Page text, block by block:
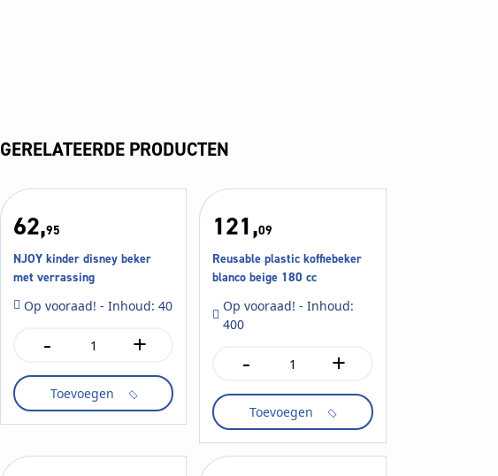
GERELATEERDE PRODUCTEN
62,95
NJOY kinder disney beker
met verrassing
Op vooraad! - Inhoud: 40
-
NJOY
disney
beker
met
verrassing
+
Toevoegen
121,09
Reusable plastic koffiebeker
blanco beige 180 cc
Op vooraad! - Inhoud:
400
-
Reusable
koffiebeker
blanco
beige
180
+
Toevoegen